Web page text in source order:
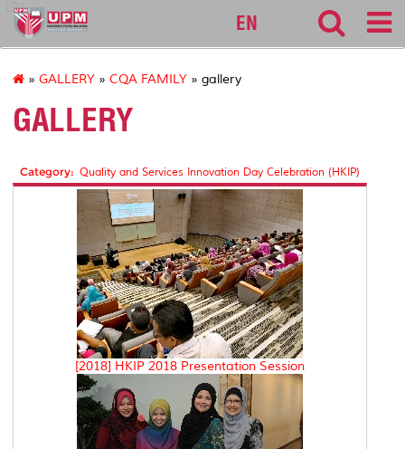
127
EN
» GALLERY » CQA FAMILY » gallery
GALLERY
Category: Quality and Services Innovation Day Celebration (HKIP)
[2018] HKIP 2018 Presentation Session